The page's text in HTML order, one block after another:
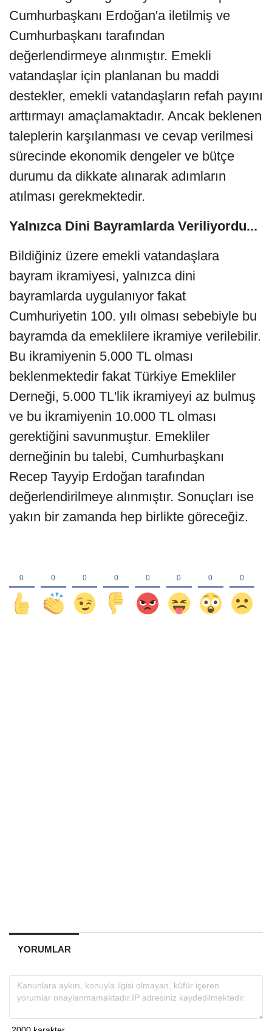
Cumhurbaşkanı Erdoğan'a iletilmiş ve
Cumhurbaşkanı tarafından
değerlendirmeye alınmıştır. Emekli
vatandaşlar için planlanan bu maddi
destekler, emekli vatandaşların refah payını
arttırmayı amaçlamaktadır. Ancak beklenen
taleplerin karşılanması ve cevap verilmesi
sürecinde ekonomik dengeler ve bütçe
durumu da dikkate alınarak adımların
atılması gerekmektedir.
Yalnızca Dini Bayramlarda Veriliyordu...
Bildiğiniz üzere emekli vatandaşlara
bayram ikramiyesi, yalnızca dini
bayramlarda uygulanıyor fakat
Cumhuriyetin 100. yılı olması sebebiyle bu
bayramda da emeklilere ikramiye verilebilir.
Bu ikramiyenin 5.000 TL olması
beklenmektedir fakat Türkiye Emekliler
Derneği, 5.000 TL'lik ikramiyeyi az bulmuş
ve bu ikramiyenin 10.000 TL olması
gerektiğini savunmuştur. Emekliler
derneğinin bu talebi, Cumhurbaşkanı
Recep Tayyip Erdoğan tarafından
değerlendirilmeye alınmıştır. Sonuçları ise
yakın bir zamanda hep birlikte göreceğiz.
YORUMLAR